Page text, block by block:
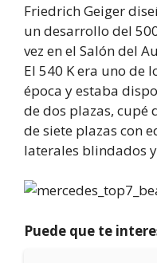
Friedrich Geiger
un desarrollo del
vez en el Salón del
El 540 K era uno de
época y estaba
de dos plazas, cupé
de siete plazas con
laterales blindados
Puede que te